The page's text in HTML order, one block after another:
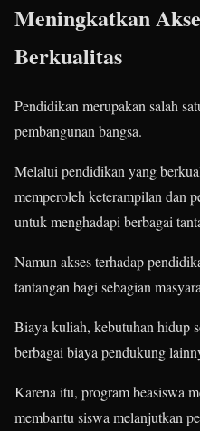
Meningkatkan
Berkualitas
Pendidikan merupakan salah
pembangunan bangsa.
Melalui pendidikan yang
memperoleh keterampilan dan
untuk menghadapi berbagai
Namun akses terhadap
tantangan bagi sebagian
Biaya kuliah, kebutuhan hidup
berbagai biaya pendukung
Karena itu, program beasiswa
membantu siswa melanjutkan